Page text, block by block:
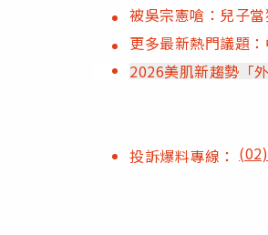
被吳宗憲嗆：兒子
更多最新熱門議題
2026美肌新趨勢「
投訴爆料專線：